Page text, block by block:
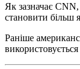
Як зазначає
становити більш
Раніше